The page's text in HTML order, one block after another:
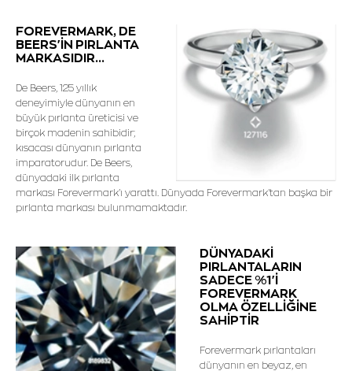
FOREVERMARK, DE
BEERS'İN PIRLANTA
MARKASIDIR...
De Beers, 125 yıllık
deneyimiyle dünyanın en
büyük pırlanta üreticisi ve
birçok madenin sahibidir;
kısacası dünyanın pırlanta
imparatorudur. De Beers,
dünyadaki ilk pırlanta
markası Forevermark'ı yarattı. Dünyada Forevermark'tan başka bir
pırlanta markası bulunmamaktadır.
DÜNYADAKİ
PIRLANTALARIN
SADECE %1'İ
FOREVERMARK
OLMA ÖZELLİĞİNE
SAHİPTİR
Forevermark pırlantaları
dünyanın en beyaz, en